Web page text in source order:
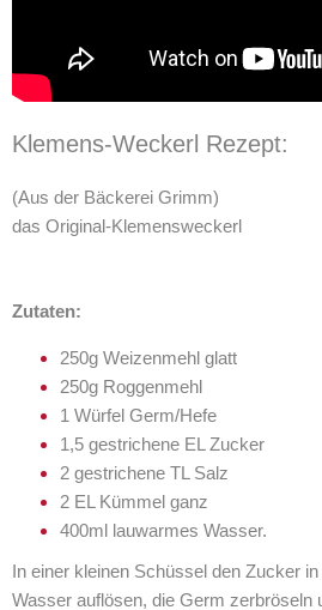
Klemens-Weckerl Rezept:
(Aus der Bäckerei Grimm)
das Original-Klemensweckerl
Zutaten:
250g Weizenmehl glatt
250g Roggenmehl
1 Würfel Germ/Hefe
1,5 gestrichene EL Zucker
2 gestrichene TL Salz
2 EL Kümmel ganz
400ml lauwarmes Wasser.
In einer kleinen Schüssel den Zucker
Wasser auflösen, die Germ zerbröseln